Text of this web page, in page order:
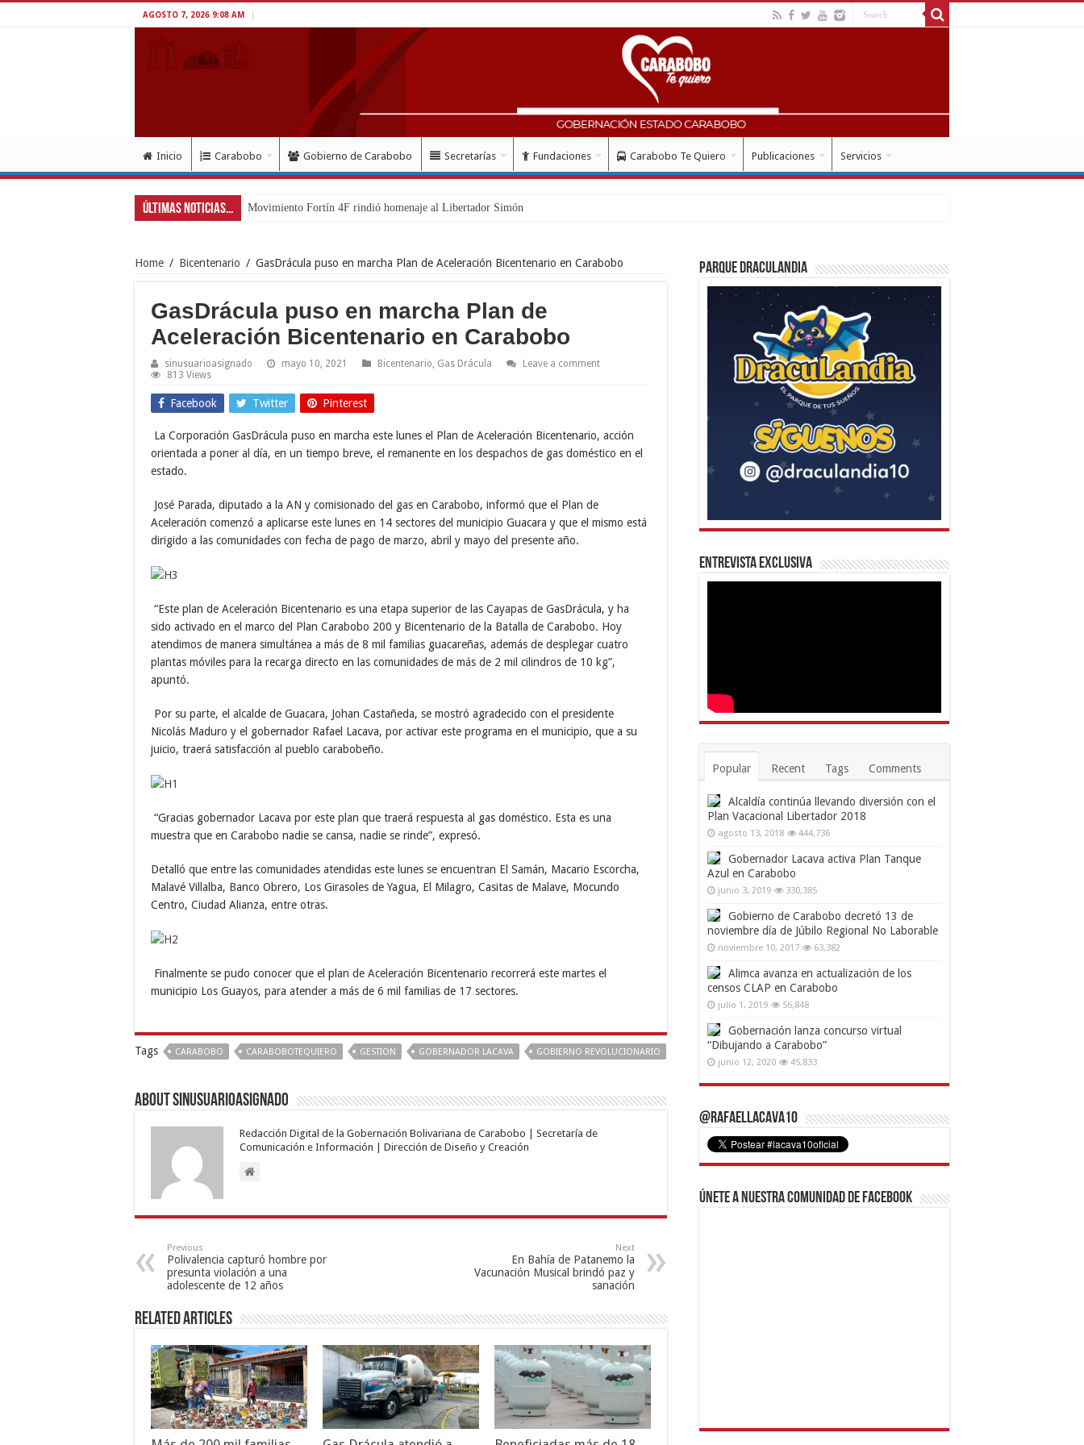
AGOSTO 7, 2026 9:08 AM
Inicio Carabobo Gobierno de Carabobo Secretarías Fundaciones Carabobo Te Quiero Publicaciones Servicios
Últimas Noticias... Movimiento Fortín 4F rindió homenaje al Libertador Simón Bolívar recordando
Home / Bicentenario / GasDrácula puso en marcha Plan de Aceleración Bicentenario en Carabobo
GasDrácula puso en marcha Plan de
Aceleración Bicentenario en Carabobo
sinusuarioasignado mayo 10, 2021 Bicentenario Gas Drácula
Leave a comment
813 Views
Facebook Twitter Pinterest
La Corporación GasDrácula puso en marcha este lunes el Plan de Aceleración Bicentenario, acción
orientada a poner al día, en un tiempo breve, el remanente en los despachos de gas doméstico en el
estado.
José Parada, diputado a la AN y comisionado del gas en Carabobo, informó que el Plan de
Aceleración comenzó a aplicarse este lunes en 14 sectores del municipio Guacara y que el mismo está
dirigido a las comunidades con fecha de pago de marzo, abril y mayo del presente año.
“Este plan de Aceleración Bicentenario es una etapa superior de las Cayapas de GasDrácula, y ha
sido activado en el marco del Plan Carabobo 200 y Bicentenario de la Batalla de Carabobo. Hoy
atendimos de manera simultánea a más de 8 mil familias guacareñas, además de desplegar cuatro
plantas móviles para la recarga directo en las comunidades de más de 2 mil cilindros de 10 kg”,
apuntó.
Por su parte, el alcalde de Guacara, Johan Castañeda, se mostró agradecido con el presidente
Nicolás Maduro y el gobernador Rafael Lacava, por activar este programa en el municipio, que a su
juicio, traerá satisfacción al pueblo carabobeño.
“Gracias gobernador Lacava por este plan que traerá respuesta al gas doméstico. Esta es una
muestra que en Carabobo nadie se cansa, nadie se rinde”, expresó.
Detalló que entre las comunidades atendidas este lunes se encuentran El Samán, Macario Escorcha,
Malavé Villalba, Banco Obrero, Los Girasoles de Yagua, El Milagro, Casitas de Malave, Mocundo
Centro, Ciudad Alianza, entre otras.
Finalmente se pudo conocer que el plan de Aceleración Bicentenario recorrerá este martes el
municipio Los Guayos, para atender a más de 6 mil familias de 17 sectores.
Tags CARABOBO CARABOBOTEQUIERO GESTION GOBERNADOR LACAVA GOBIERNO REVOLUCIONARIO
About sinusuarioasignado
Redacción Digital de la Gobernación Bolivariana de Carabobo | Secretaría de
Comunicación e Información | Dirección de Diseño y Creación
Previous
Polivalencia capturó hombre por
presunta violación a una
adolescente de 12 años
Next
En Bahía de Patanemo la
Vacunación Musical brindó paz y
sanación
Related Articles
Parque Draculandia
Entrevista Exclusiva
Popular Recent Tags Comments
Alcaldía continúa llevando diversión con el
Plan Vacacional Libertador 2018
agosto 13, 2018 444,736
Gobernador Lacava activa Plan Tanque
Azul en Carabobo
junio 3, 2019 330,385
Gobierno de Carabobo decretó 13 de
noviembre día de Júbilo Regional No Laborable
noviembre 10, 2017 63,382
Alimca avanza en actualización de los
censos CLAP en Carabobo
julio 1, 2019 56,848
Gobernación lanza concurso virtual
“Dibujando a Carabobo”
junio 12, 2020 45,833
@RafaelLacava10
Únete a nuestra comunidad de Facebook